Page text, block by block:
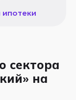
сектора
на